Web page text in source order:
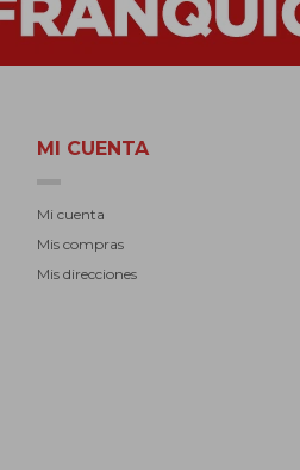
MI CUENTA
Mi cuenta
Mis compras
Mis direcciones